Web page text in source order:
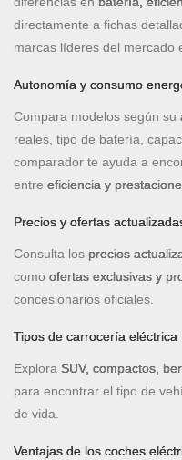
directamente a fichas
marcas líderes del mercado
Autonomía y consumo
Compara modelos según su
reales, tipo de batería,
comparador te ayuda a
entre eficiencia y
Precios y ofertas
Consulta los precios
como ofertas exclusivas y
concesionarios oficiales.
Tipos de carrocería eléctrica
Explora SUV, compactos,
para encontrar el tipo de
de vida.
Ventajas de los coches